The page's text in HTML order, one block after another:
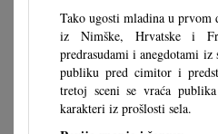
Tako ugosti mladina u prvom
iz Nimške, Hrvatske i
predrasudami i anegdotami iz
publiku pred cimitor i
tretoj sceni se vraća
karakteri iz prošlosti sela.